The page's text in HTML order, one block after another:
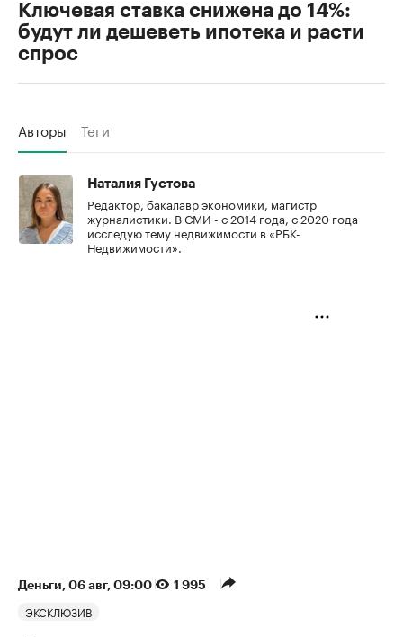
Ключевая ставка снижена до 14%:
будут ли дешеветь ипотека и расти
спрос
Авторы Теги
Наталия Густова
Редактор, бакалавр экономики, магистр
журналистики. В СМИ - с 2014 года, с 2020 года
исследую тему недвижимости в «РБК-
Недвижимости».
Деньги⁠, 06 авг, 09:00 1 995
ЭКСКЛЮЗИВ